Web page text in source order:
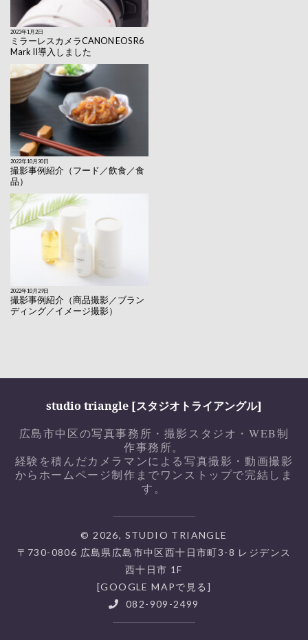
2023年1月2日
ミラーレスカメラCANON EOS R6
Mark II導入しました
2022年10月30日
撮影事例紹介（フード／飲食／食
品）
2022年10月29日
撮影事例紹介（商品撮影／ブラン
ディング／イメージ撮影）
studio triangle [スタジオトライアングル]
広島市中区の写真事務所・撮影スタジオ・WEB制
作事務所。
経験を積んだカメラマンによる写真撮影・動画撮影
からホームページ制作までワンストップで完結しま
す。
© 2026, STUDIO TRIANGLE
〒730-0806 広島県広島市中区西十日市町3-8 レジデンス
西十日市 1F
[GOOGLE MAPで見る]
082-909-2499